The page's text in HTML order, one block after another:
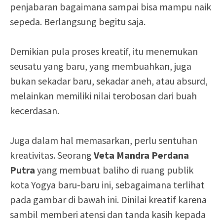
penjabaran bagaimana sampai bisa mampu naik
sepeda. Berlangsung begitu saja.
Demikian pula proses kreatif, itu menemukan
seusatu yang baru, yang membuahkan, juga
bukan sekadar baru, sekadar aneh, atau absurd,
melainkan memiliki nilai terobosan dari buah
kecerdasan.
Juga dalam hal memasarkan, perlu sentuhan
kreativitas. Seorang Veta Mandra Perdana
Putra yang membuat baliho di ruang publik
kota Yogya baru-baru ini, sebagaimana terlihat
pada gambar di bawah ini. Dinilai kreatif karena
sambil memberi atensi dan tanda kasih kepada